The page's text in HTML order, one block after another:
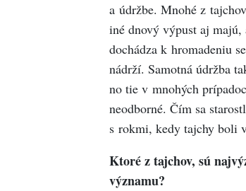
a údržbe. Mnohé z
iné dnový výpust aj
dochádza k hromadeniu
nádrží. Samotná údržba
no tie v mnohých
neodborné. Čím sa
s rokmi, kedy tajchy boli
Ktoré z tajchov, sú
významu?